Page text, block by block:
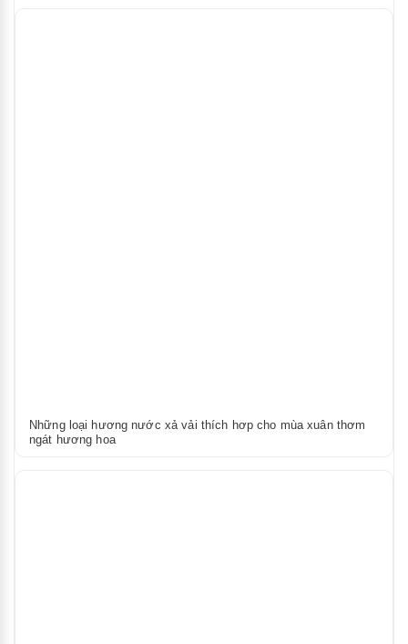
Những loại hương nước xả vải thích hơp cho mùa xuân thơm
ngát hương hoa